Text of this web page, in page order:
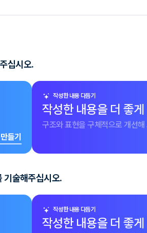
십시오.
들기
작성한 내용 다듬기
작성한 내용을 더 좋
구조와 표현을 구체적으로 개선해
기술해주십시오.
작성한 내용 다듬기
작성한 내용을 더 좋